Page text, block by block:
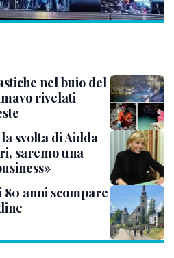
nel buio del
rivelati
svolta di Aidda
saremo una
80 anni scompare